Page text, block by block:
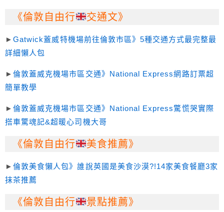
《倫敦自由行 交通文》
►Gatwick蓋威特機場前往倫敦市區》5種交通方式最完整最
詳細懶人包
►倫敦蓋威克機場市區交通》National Express網路訂票超
簡單教學
►倫敦蓋威克機場市區交通》National Express驚慌哭實際
搭車驚魂記&超暖心司機大哥
《倫敦自由行 美食推薦》
►倫敦美食懶人包》誰說英國是美食沙漠?!14家美食餐廳3家
抹茶推薦
《倫敦自由行 景點推薦》